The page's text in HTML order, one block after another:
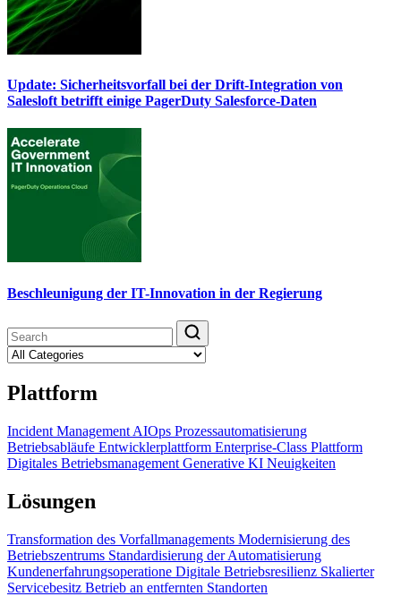
Update: Sicherheitsvorfall bei der Drift-Integration von
Salesloft betrifft einige PagerDuty Salesforce-Daten
Beschleunigung der IT-Innovation in der Regierung
Plattform
Incident Management AIOps Prozessautomatisierung
Betriebsabläufe Entwicklerplattform Enterprise-Class Plattform
Digitales Betriebsmanagement Generative KI Neuigkeiten
Lösungen
Transformation des Vorfallmanagements Modernisierung des
Betriebszentrums Standardisierung der Automatisierung
Kundenerfahrungsoperatione Digitale Betriebsresilienz Skalierter
Servicebesitz Betrieb an entfernten Standorten